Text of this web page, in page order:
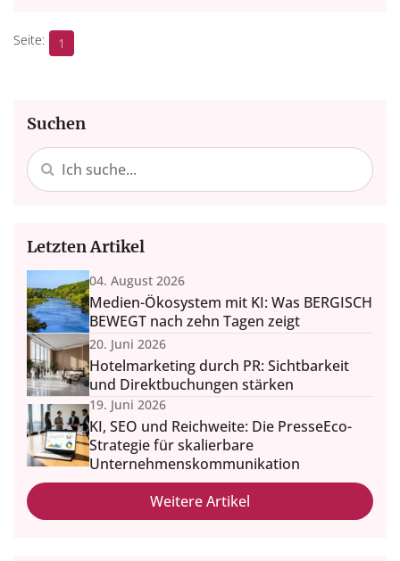
1
Suchen
Letzten Artikel
04. August 2026
Medien-Ökosystem mit KI: Was BERGISCH
BEWEGT nach zehn Tagen zeigt
20. Juni 2026
Hotelmarketing durch PR: Sichtbarkeit
und Direktbuchungen stärken
19. Juni 2026
KI, SEO und Reichweite: Die PresseEco-
Strategie für skalierbare
Unternehmenskommunikation
Weitere Artikel